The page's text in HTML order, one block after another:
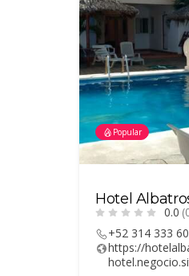
Popular
Hotel
0.0
+52 314 333
https://